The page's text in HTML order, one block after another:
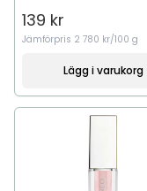
139 kr
Jämförpris 2 780 kr/100 g
Lägg i varukorg